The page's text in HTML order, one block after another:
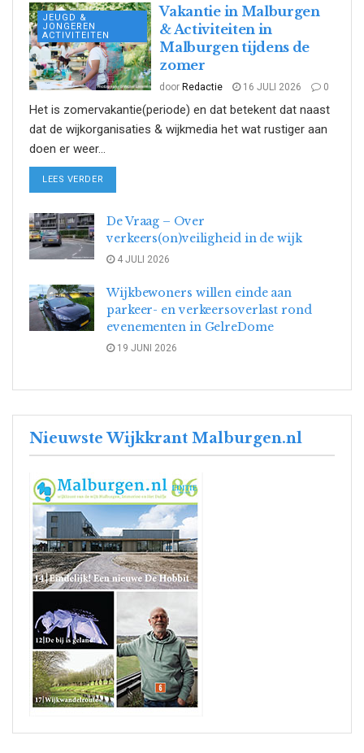
JEUGD &
JONGEREN
ACTIVITEITEN
Vakantie in Malburgen
& Activiteiten in
Malburgen tijdens de
zomer
door Redactie 16 JULI 2026 0
Het is zomervakantie(periode) en dat betekent dat naast
dat de wijkorganisaties & wijkmedia het wat rustiger aan
doen er weer...
LEES VERDER
De Vraag – Over
verkeers(on)veiligheid in de wijk
4 JULI 2026
Wijkbewoners willen einde aan
parkeer- en verkeersoverlast rond
evenementen in GelreDome
19 JUNI 2026
Nieuwste Wijkkrant Malburgen.nl